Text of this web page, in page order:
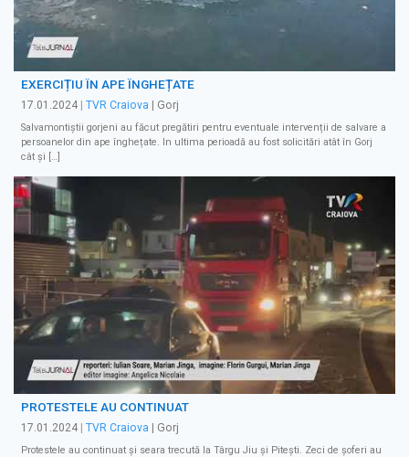
EXERCIȚIU ÎN APE ÎNGHEȚATE
17.01.2024 | TVR Craiova | Gorj
Salvamontiștii gorjeni au făcut pregătiri pentru eventuale intervenții de salvare a
persoanelor din ape înghețate. In ultima perioadă au fost solicitări atât în Gorj
cât și […]
PROTESTELE AU CONTINUAT
17.01.2024 | TVR Craiova | Gorj
Protestele au continuat și seara trecută la Târgu Jiu și Pitești. Zeci de șoferi au